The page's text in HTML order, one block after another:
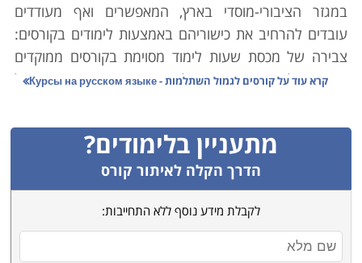
במגזר הציבורי-מוסדי בארץ, המאפשרים ואף מעודדים
עובדים להרחיב את כישוריהם באמצעות לימודים בקורסים:
צבירה של מכסת שעות לימוד מסוימת בקורסים ממוקדים
המקנה לעובד הזדמנות לתוספת שכר הקרויה "גמול
הסדר זה תורם הן לעובד אשר נהנה מכלי להגדלת השכר,
מעשיר את עולמו וידיעותיו, והן למעסיק אשר זוכה בעובד
משכיל יותר, בעל כישורים מקצועיים רחבים ויעילים יותר,
שמסוגל כעת לספק תפוקה גבוהה יותר באמצעות כלים
חדשים, ולאחר שנחשף להתמחויות וכלים חדשים בהשכלה
המקצועית הרלוונטית לתפקידו. יתרה מכך, העובד מסוגל
קרא עוד עלקורסים לגמול השתלמות - Курсы на русском языке
מתעניין בלימודים?
הדרך הקלה לאיתור קורס
לקבלת מידע נוסף ללא התחייבות: